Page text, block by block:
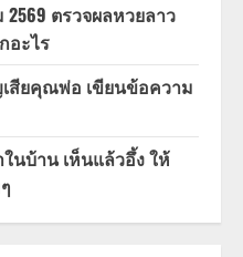
ตรวจผลหวยลาว
อะไร
สียคุณพ่อ เขียนข้อความ
นบ้าน เห็นแล้วอึ้ง ให้